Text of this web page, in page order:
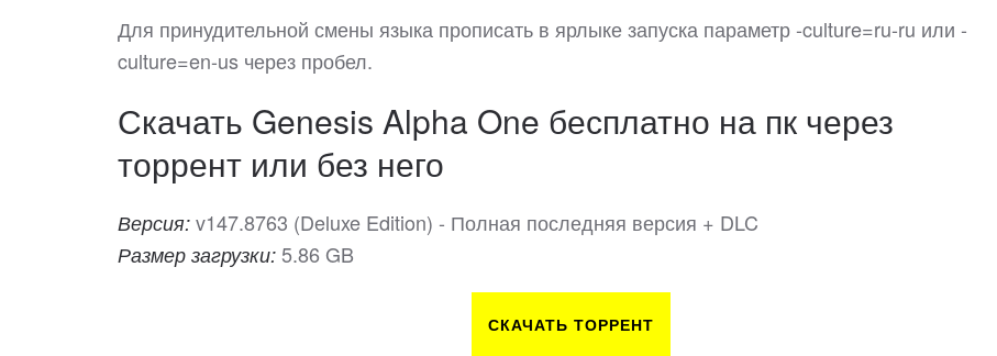
Для принудительной смены языка прописать в ярлыке запуска параметр -culture=ru-ru или -
culture=en-us через пробел.
Скачать Genesis Alpha One бесплатно на пк через
торрент или без него
Версия: v147.8763 (Deluxe Edition) - Полная последняя версия + DLC
Размер загрузки: 5.86 GB
СКАЧАТЬ ТОРРЕНТ